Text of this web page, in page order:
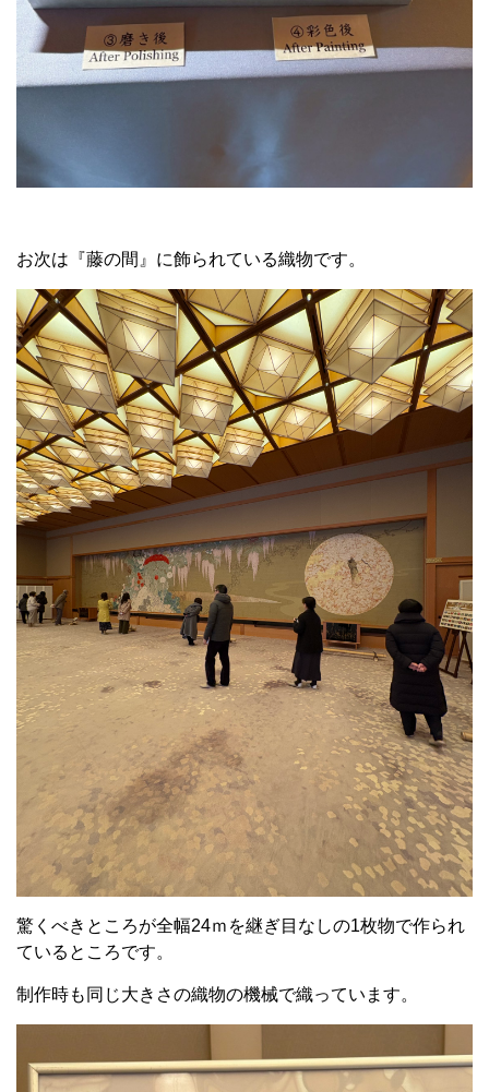
お次は『藤の間』に飾られている織物です。
驚くべきところが全幅24ｍを継ぎ目なしの1枚物で作られ
ているところです。
制作時も同じ大きさの織物の機械で織っています。